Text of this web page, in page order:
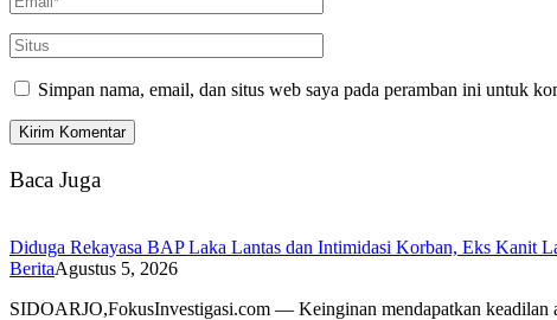
Simpan nama, email, dan situs web saya pada peramban ini untuk
Baca Juga
Diduga Rekayasa BAP Laka Lantas dan Intimidasi Korban, Eks Kanit
BeritaAgustus 5, 2026
SIDOARJO,FokusInvestigasi.com — Keinginan mendapatkan keadilan